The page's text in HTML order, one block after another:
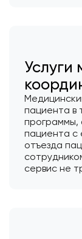
Услуги
пациента в
программы,
пациента с
отъезда
сервис не